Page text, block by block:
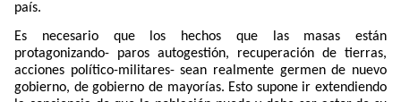
país.
Es necesario que los hechos que las masas están
protagonizando- paros autogestión, recuperación de tierras,
acciones político-militares- sean realmente germen de nuevo
gobierno, de gobierno de mayorías. Esto supone ir extendiendo